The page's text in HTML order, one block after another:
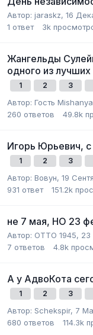
Автор: jaraskz, 16
1 ответ 3k
Жангельды
одного из
1 2 3
Автор: Гость Mishanya
260 ответов 49.8k
Игорь Юрьевич,
1 2 3
Автор: Вовун, 19
931 ответ 151.2k
не 7 мая, НО 23
Автор: ОТТО 1945, 23
7 ответов 4.8k
А у АдвоКота
1 2 3
Автор: Schekspir, 7
680 ответов 114.3k